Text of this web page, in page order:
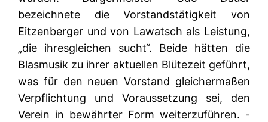
bezeichnete die Vorstandstätigkeit von
Eitzenberger und von Lawatsch als Leistung,
„die ihresgleichen sucht“. Beide hätten die
Blasmusik zu ihrer aktuellen Blütezeit geführt,
was für den neuen Vorstand gleichermaßen
Verpflichtung und Voraussetzung sei, den
Verein in bewährter Form weiterzuführen. -